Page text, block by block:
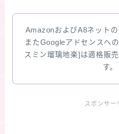
AmazonおよびA8ネットの
またGoogleアドセンスへ
スミン瑠璃地楽]は適格販
す。
スポンサー